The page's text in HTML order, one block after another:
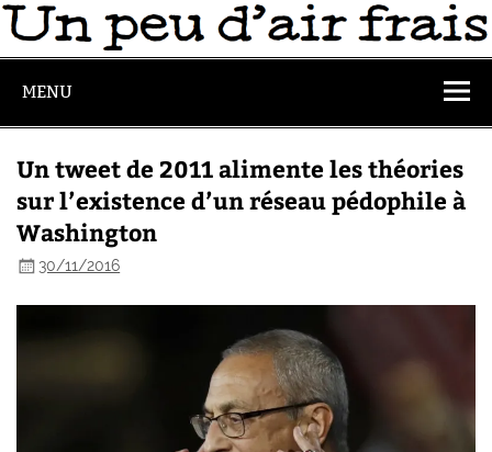
MENU
Un tweet de 2011 alimente les théories
sur l’existence d’un réseau pédophile à
Washington
30/11/2016